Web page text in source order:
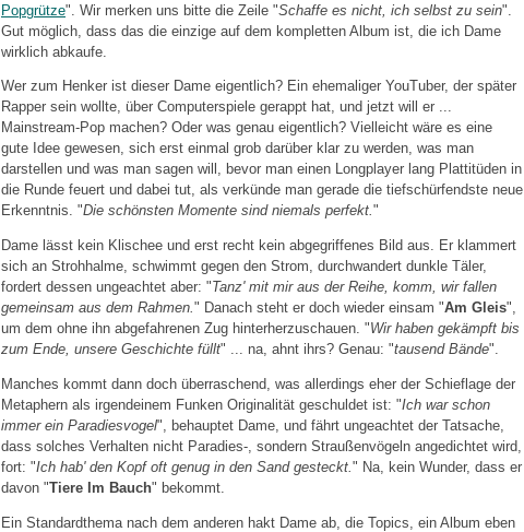
Popgrütze". Wir merken uns bitte die Zeile "Schaffe es nicht, ich selbst zu sein".
Gut möglich, dass das die einzige auf dem kompletten Album ist, die ich Dame
wirklich abkaufe.
Wer zum Henker ist dieser Dame eigentlich? Ein ehemaliger YouTuber, der später
Rapper sein wollte, über Computerspiele gerappt hat, und jetzt will er ...
Mainstream-Pop machen? Oder was genau eigentlich? Vielleicht wäre es eine
gute Idee gewesen, sich erst einmal grob darüber klar zu werden, was man
darstellen und was man sagen will, bevor man einen Longplayer lang Plattitüden in
die Runde feuert und dabei tut, als verkünde man gerade die tiefschürfendste neue
Erkenntnis. "Die schönsten Momente sind niemals perfekt."
Dame lässt kein Klischee und erst recht kein abgegriffenes Bild aus. Er klammert
sich an Strohhalme, schwimmt gegen den Strom, durchwandert dunkle Täler,
fordert dessen ungeachtet aber: "Tanz' mit mir aus der Reihe, komm, wir fallen
gemeinsam aus dem Rahmen." Danach steht er doch wieder einsam "Am Gleis",
um dem ohne ihn abgefahrenen Zug hinterherzuschauen. "Wir haben gekämpft bis
zum Ende, unsere Geschichte füllt" ... na, ahnt ihrs? Genau: "tausend Bände".
Manches kommt dann doch überraschend, was allerdings eher der Schieflage der
Metaphern als irgendeinem Funken Originalität geschuldet ist: "Ich war schon
immer ein Paradiesvogel", behauptet Dame, und fährt ungeachtet der Tatsache,
dass solches Verhalten nicht Paradies-, sondern Straußenvögeln angedichtet wird,
fort: "Ich hab' den Kopf oft genug in den Sand gesteckt. " Na, kein Wunder, dass er
davon "Tiere Im Bauch" bekommt.
Ein Standardthema nach dem anderen hakt Dame ab, die Topics, ein Album eben